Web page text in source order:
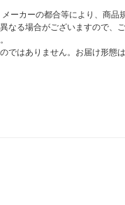
ーカーの都合等により、商
る場合がございますので、
はありません。お届け形態